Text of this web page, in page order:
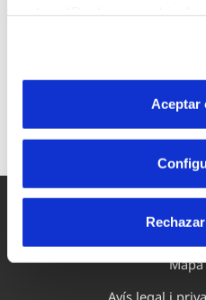
son indispensables para
por tanto no se pueden
más información en nuestra
Aceptar
Contacta
Avís legal i